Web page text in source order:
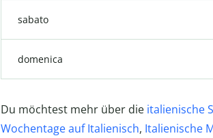
sabato
domenica
Du möchtest mehr über die italienische
Wochentage auf Italienisch, Italienische